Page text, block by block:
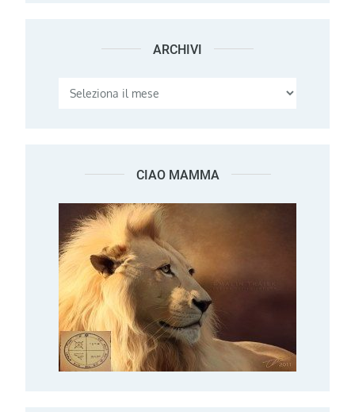
ARCHIVI Archivi
CIAO MAMMA